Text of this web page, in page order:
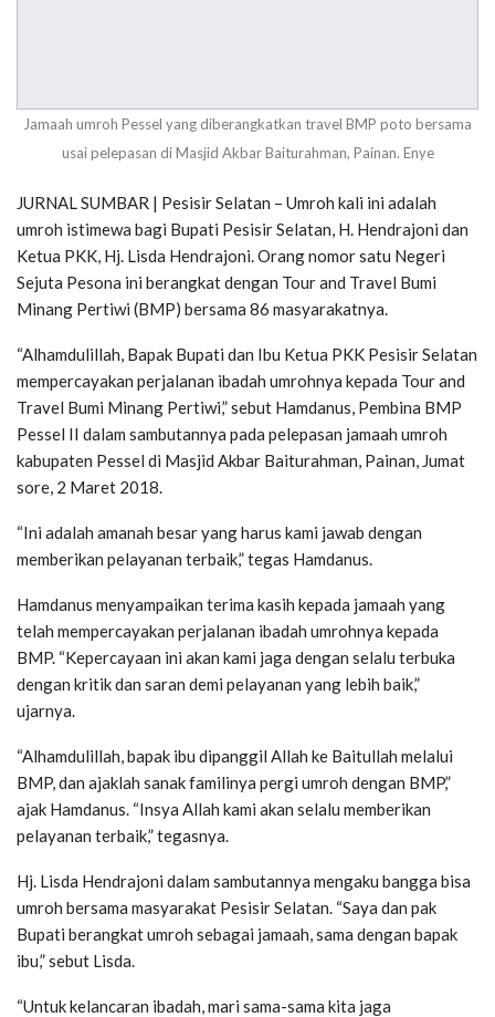
Jamaah umroh Pessel yang diberangkatkan travel BMP poto bersama
usai pelepasan di Masjid Akbar Baiturahman, Painan. Enye
JURNAL SUMBAR | Pesisir Selatan – Umroh kali ini adalah
umroh istimewa bagi Bupati Pesisir Selatan, H. Hendrajoni dan
Ketua PKK, Hj. Lisda Hendrajoni. Orang nomor satu Negeri
Sejuta Pesona ini berangkat dengan Tour and Travel Bumi
Minang Pertiwi (BMP) bersama 86 masyarakatnya.
“Alhamdulillah, Bapak Bupati dan Ibu Ketua PKK Pesisir Selatan
mempercayakan perjalanan ibadah umrohnya kepada Tour and
Travel Bumi Minang Pertiwi,” sebut Hamdanus, Pembina BMP
Pessel II dalam sambutannya pada pelepasan jamaah umroh
kabupaten Pessel di Masjid Akbar Baiturahman, Painan, Jumat
sore, 2 Maret 2018.
“Ini adalah amanah besar yang harus kami jawab dengan
memberikan pelayanan terbaik,” tegas Hamdanus.
Hamdanus menyampaikan terima kasih kepada jamaah yang
telah mempercayakan perjalanan ibadah umrohnya kepada
BMP. “Kepercayaan ini akan kami jaga dengan selalu terbuka
dengan kritik dan saran demi pelayanan yang lebih baik,”
ujarnya.
“Alhamdulillah, bapak ibu dipanggil Allah ke Baitullah melalui
BMP, dan ajaklah sanak familinya pergi umroh dengan BMP,”
ajak Hamdanus. “Insya Allah kami akan selalu memberikan
pelayanan terbaik,” tegasnya.
Hj. Lisda Hendrajoni dalam sambutannya mengaku bangga bisa
umroh bersama masyarakat Pesisir Selatan. “Saya dan pak
Bupati berangkat umroh sebagai jamaah, sama dengan bapak
ibu,” sebut Lisda.
“Untuk kelancaran ibadah, mari sama-sama kita jaga